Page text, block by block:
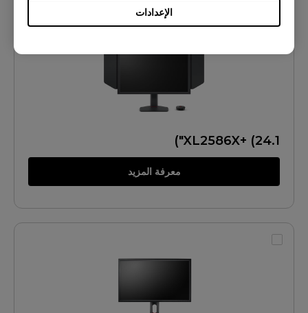
الإعدادات
XL2586X+ (24.1")
معرفة المزيد